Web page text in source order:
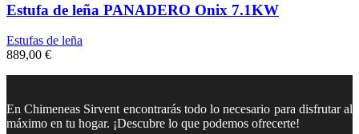
Estufa de leña PANADERO Onix 7.1KW
Estufas de leña
889,00 €
En Chimeneas Sirvent encontrarás todo lo necesario para disfrutar al
máximo en tu hogar. ¡Descubre lo que podemos ofrecerte!